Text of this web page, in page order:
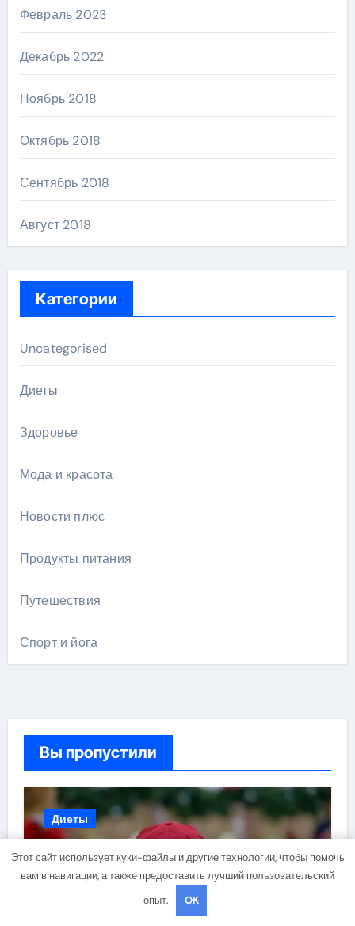
Февраль 2023
Декабрь 2022
Ноябрь 2018
Октябрь 2018
Сентябрь 2018
Август 2018
Категории
Uncategorised
Диеты
Здоровье
Мода и красота
Новости плюс
Продукты питания
Путешествия
Спорт и йога
Вы пропустили
Диеты
Этот сайт использует куки-файлы и другие технологии, чтобы помочь
вам в навигации, а также предоставить лучший пользовательский
опыт.
OK